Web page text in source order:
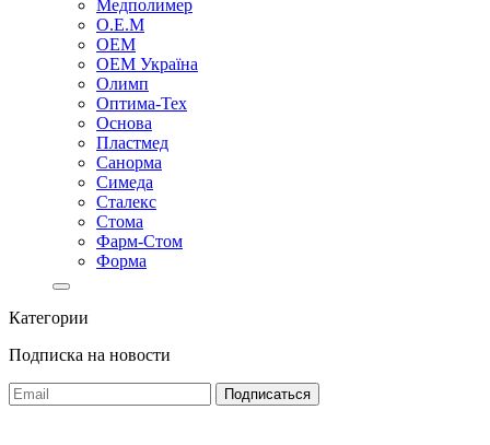
Медполимер
О.Е.М
ОЕМ
ОЕМ Україна
Олимп
Оптима-Тех
Основа
Пластмед
Санорма
Симеда
Сталекс
Стома
Фарм-Стом
Форма
Категории
Подписка на новости